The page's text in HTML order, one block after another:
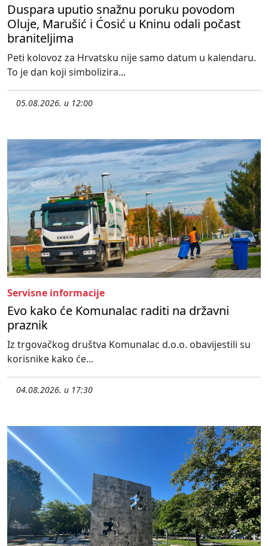
Duspara uputio snažnu poruku povodom
Oluje, Marušić i Ćosić u Kninu odali počast
braniteljima
Peti kolovoz za Hrvatsku nije samo datum u kalendaru.
To je dan koji simbolizira...
05.08.2026. u 12:00
Servisne informacije
Evo kako će Komunalac raditi na državni
praznik
Iz trgovačkog društva Komunalac d.o.o. obavijestili su
korisnike kako će...
04.08.2026. u 17:30